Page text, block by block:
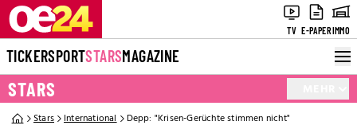
TV E-PAPERIMMO
TICKERSPORTSTARSMAGAZINE
STARS
Stars International Depp: "Krisen-Gerüchte stimmen nicht"